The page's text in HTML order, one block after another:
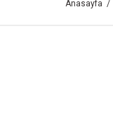
Anasayfa